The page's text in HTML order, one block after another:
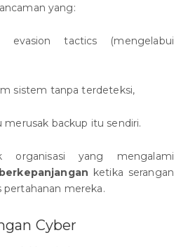
yang:
evasion tactics (mengelabui
sistem tanpa terdeteksi,
merusak backup itu sendiri.
organisasi yang mengalami
ketika serangan
mereka.
Cyber